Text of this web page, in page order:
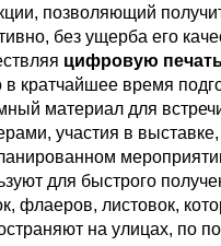
позволяющий
без ущерба его
цифровую
кратчайшее время
материал для
участия в выставке,
для быстрого
флаеров, листовок,
на улицах, по